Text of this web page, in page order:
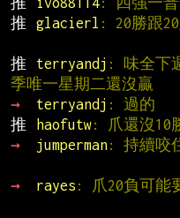
推
glacierl : 20勝跟
推
terryandj : 味全下
季唯一星期二還沒贏
→
terryandj : 過的
推
haofutw: 爪還沒10
→
jumperman: 持續咬
→
rayes : 爪20負可能